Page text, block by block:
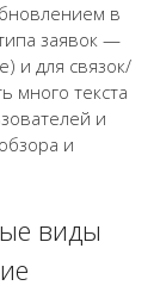
в
заявок —
и для связок/
много текста
и
и
виды